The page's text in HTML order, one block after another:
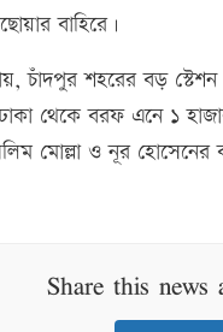
বাহিরে।
শহরের বড় স্টেশন
থেকে বরফ এনে ১
মোল্লা ও নূর
Share this